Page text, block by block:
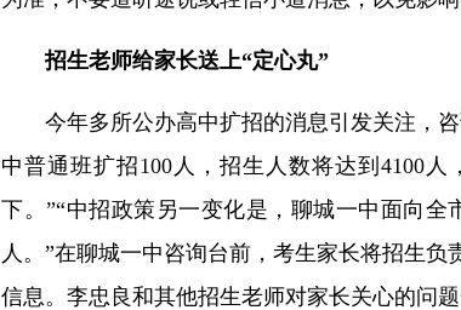
招生老师给家长送上“定心丸”
今年多所公办高中扩招的消息引发关注，咨
中普通班扩招100人，招生人数将达到4100
下。”“中招政策另一变化是，聊城一中面向全
人。”在聊城一中咨询台前，考生家长将招生
信息。李忠良和其他招生老师对家长关心的问题